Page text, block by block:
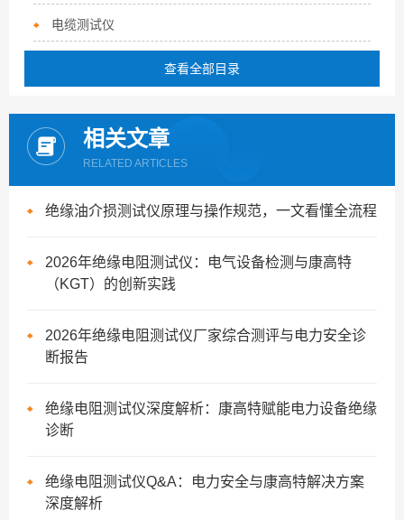
电缆测试仪
查看全部目录
相关文章
RELATED ARTICLES
绝缘油介损测试仪原理与操作规范，一文看懂全流程
2026年绝缘电阻测试仪：电气设备检测与康高特
（KGT）的创新实践
2026年绝缘电阻测试仪厂家综合测评与电力安全诊
断报告
绝缘电阻测试仪深度解析：康高特赋能电力设备绝缘
诊断
绝缘电阻测试仪Q&A：电力安全与康高特解决方案
深度解析